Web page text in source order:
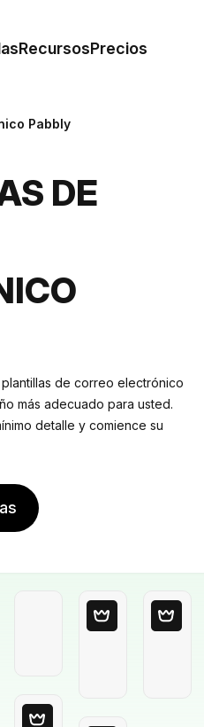
RecursosPrecios
Pabbly
DE
de correo electrónico
más adecuado para usted.
detalle y comience su